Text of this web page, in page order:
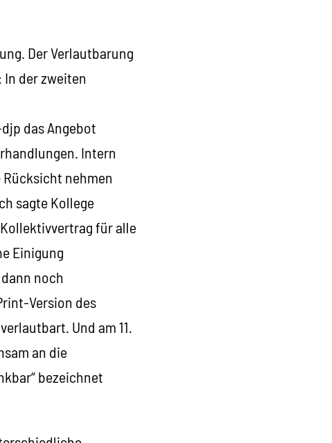
Der Verlautbarung
der zweiten
das Angebot
Intern
nehmen
sagte Kollege
für alle
Einigung
noch
Version des
Und am 11.
an die
bezeichnet